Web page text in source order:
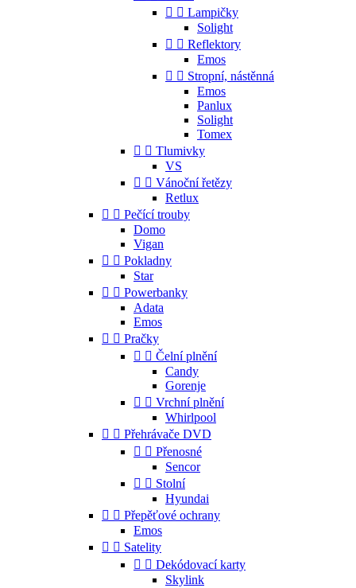
  Lampičky
Solight
  Reflektory
Emos
  Stropní, nástěnná
Emos
Panlux
Solight
Tomex
  Tlumivky
VS
  Vánoční řetězy
Retlux
  Pečící trouby
Domo
Vigan
  Pokladny
Star
  Powerbanky
Adata
Emos
  Pračky
  Čelní plnění
Candy
Gorenje
  Vrchní plnění
Whirlpool
  Přehrávače DVD
  Přenosné
Sencor
  Stolní
Hyundai
  Přepěťové ochrany
Emos
  Satelity
  Dekódovací karty
Skylink